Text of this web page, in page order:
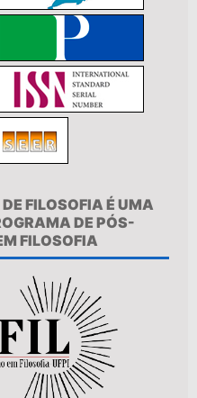
FILOSOFIA É UMA
DE PÓS-
FILOSOFIA